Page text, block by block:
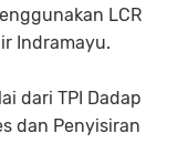
LCR
Indramayu.
dari TPI Dadap
dan Penyisiran